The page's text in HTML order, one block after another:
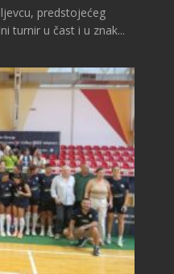
predstojećeg
turnir u čast i u znak...